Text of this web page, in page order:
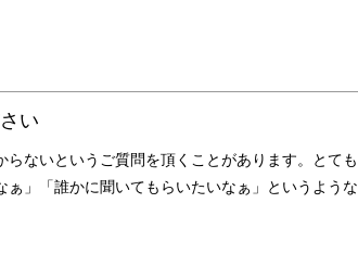
い
ないというご質問を頂くことがあります。とても
」「誰かに聞いてもらいたいなぁ」というような